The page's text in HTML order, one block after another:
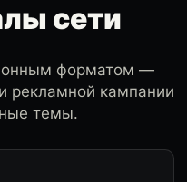
сети
форматом —
рекламной кампании
темы.